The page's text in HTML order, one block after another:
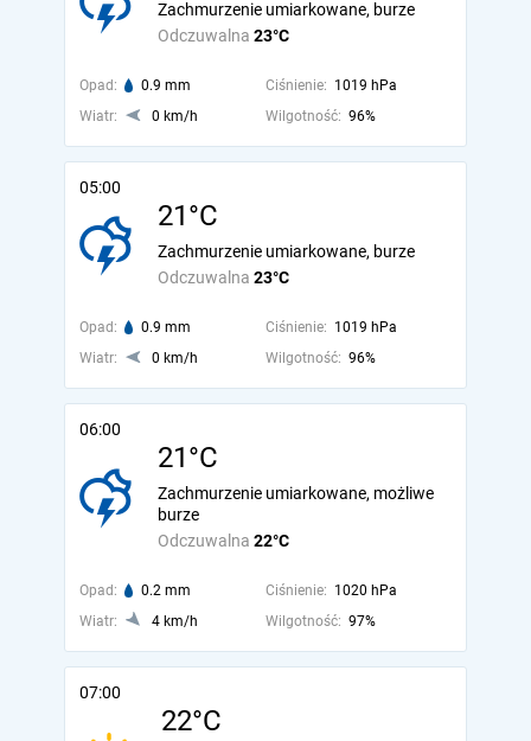
Odczuwalna 23°C
Zachmurzenie umiarkowane, burze
Opad: 0.9 mm Ciśnienie: 1019 hPa
Wiatr:
0 km/h Wilgotność: 96%
05:00
21°C
Odczuwalna 23°C
Zachmurzenie umiarkowane, burze
Opad: 0.9 mm Ciśnienie: 1019 hPa
Wiatr:
0 km/h Wilgotność: 96%
06:00
21°C
Odczuwalna 22°C
Zachmurzenie umiarkowane, możliwe
burze
Opad: 0.2 mm Ciśnienie: 1020 hPa
Wiatr:
4 km/h Wilgotność: 97%
07:00
22°C